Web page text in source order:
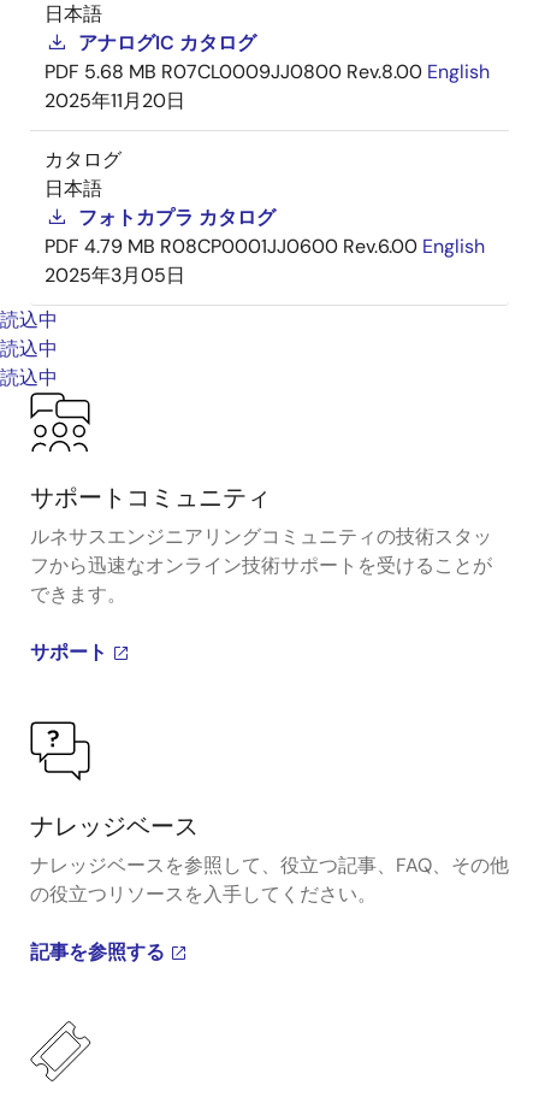
日本語
アナログIC カタログ
PDF 5.68 MB R07CL0009JJ0800 Rev.8.00 English
2025年11月20日
カタログ
日本語
フォトカプラ カタログ
PDF 4.79 MB R08CP0001JJ0600 Rev.6.00 English
2025年3月05日
読込中
読込中
読込中
サポートコミュニティ
ルネサスエンジニアリングコミュニティの技術スタッ
フから迅速なオンライン技術サポートを受けることが
できます。
サポート
ナレッジベース
ナレッジベースを参照して、役立つ記事、FAQ、その他
の役立つリソースを入手してください。
記事を参照する